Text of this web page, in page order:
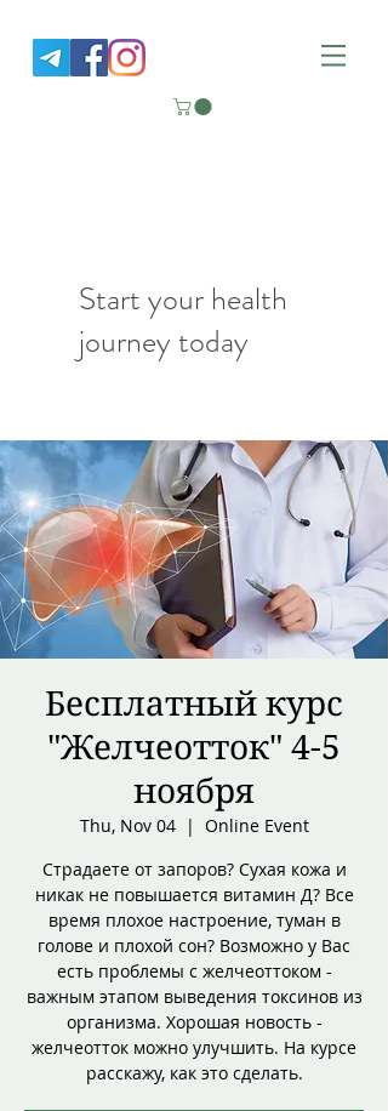
Start your health
journey today
Бесплатный курс
"Желчеотток" 4-5
ноября
Thu, Nov 04
  |
Online Event
Страдаете от запоров? Сухая кожа и
никак не повышается витамин Д? Все
время плохое настроение, туман в
голове и плохой сон? Возможно у Вас
есть проблемы с желчеоттоком -
важным этапом выведения токсинов из
организма. Хорошая новость -
желчеотток можно улучшить. На курсе
расскажу, как это сделать.